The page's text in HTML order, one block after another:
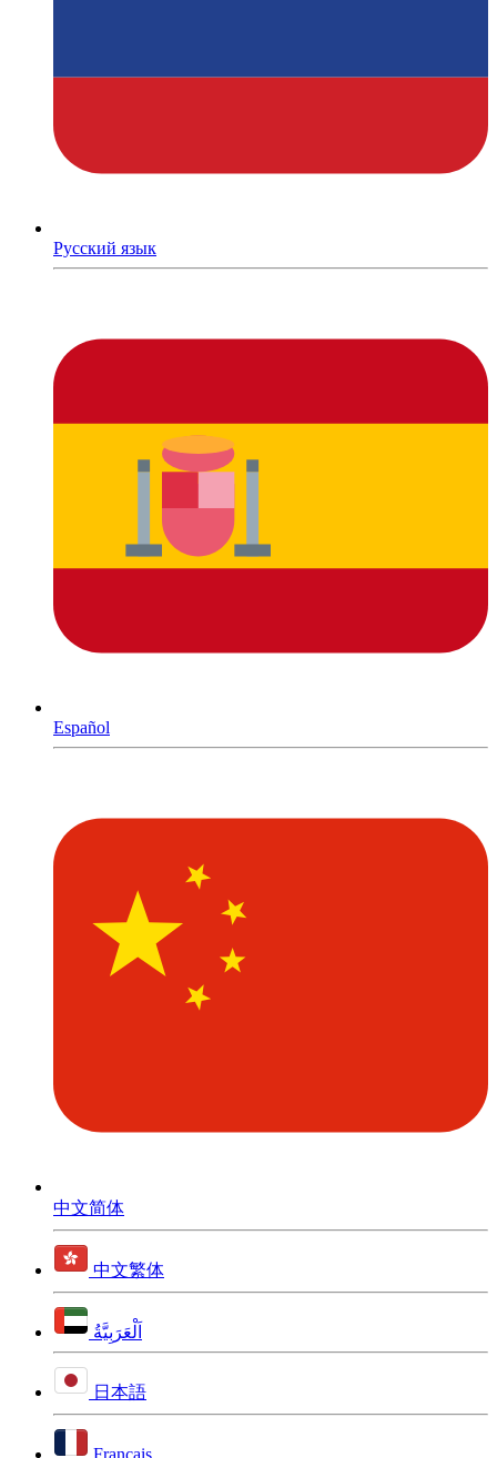
Русский язык
Español
中文简体
中文繁体
اَلْعَرَبِيَّةُ
日本語